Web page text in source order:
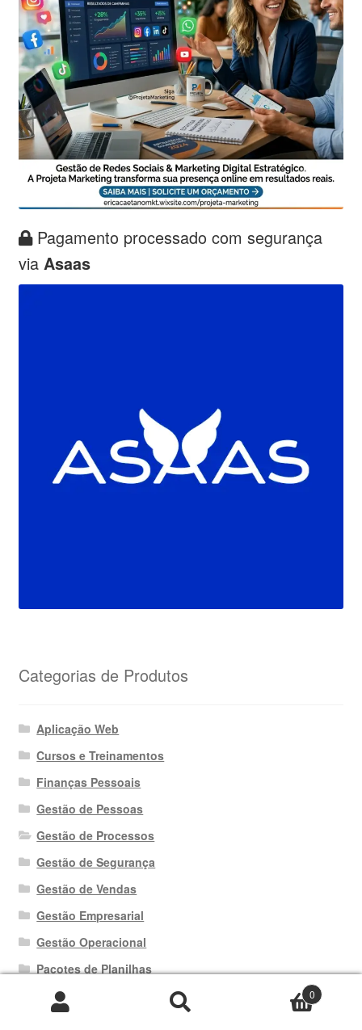
Pagamento processado com segurança
via Asaas
Categorias de Produtos
Aplicação Web
Cursos e Treinamentos
Finanças Pessoais
Gestão de Pessoas
Gestão de Processos
Gestão de Segurança
Gestão de Vendas
Gestão Empresarial
Gestão Operacional
Pacotes de Planilhas
Pesquisar
Pesquisar
0